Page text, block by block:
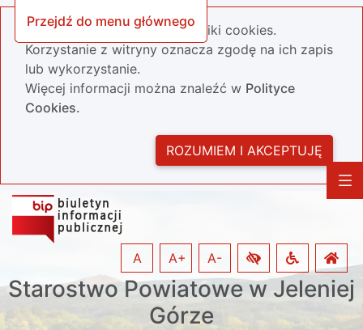
Przejdź do menu głównego
Nasza strona wykorzystuje pliki cookies.
Korzystanie z witryny oznacza zgodę na ich zapis
lub wykorzystanie.
Więcej informacji można znaleźć w Polityce
Cookies.
ROZUMIEM I AKCEPTUJĘ
Starostwo Powiatowe w Jeleniej
Górze
A A+ A-